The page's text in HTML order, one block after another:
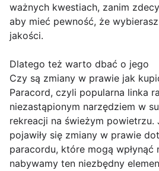
ważnych kwestiach, zanim
aby mieć pewność, że
jakości.
Dlatego też warto dbać o jego
Czy są zmiany w prawie jak
Paracord, czyli popularna linka
niezastąpionym narzędziem w
rekreacji na świeżym powietrzu.
pojawiły się zmiany w prawie
paracordu, które mogą wpłynąć
nabywamy ten niezbędny